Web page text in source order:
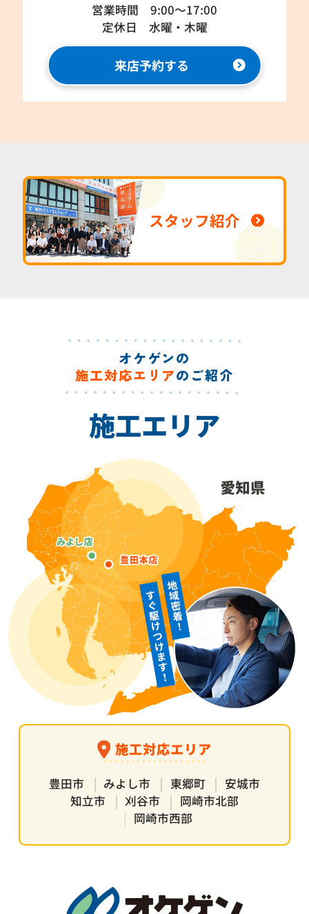
営業時間 9:00～17:00
定休日 水曜・木曜
来店予約する
スタッフ紹介
オケゲンの
施工対応エリアのご紹介
施工エリア
施工対応エリア
豊田市 みよし市 東郷町
安城市
知立市
刈谷市
岡崎市北部
岡崎市西部